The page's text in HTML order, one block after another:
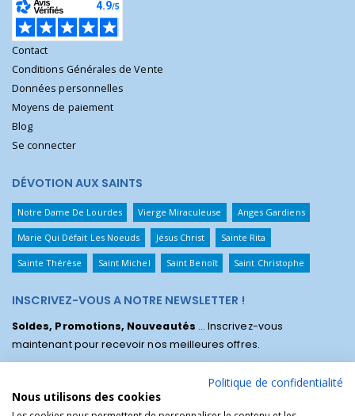
Contact
Conditions Générales de Vente
Données personnelles
Moyens de paiement
Blog
Se connecter
DÉVOTION AUX SAINTS
Notre Dame De Lourdes Vierge Miraculeuse Anges Gardiens
Marie Qui Défait Les Noeuds Jésus Christ Sainte Rita
Sainte Thérèse Saint Michel Saint Benoît Saint Christophe
INSCRIVEZ-VOUS A NOTRE NEWSLETTER !
Soldes, Promotions, Nouveautés ... Inscrivez-vous
maintenant pour recevoir nos meilleures offres.
Politique de confidentialité
Nous utilisons des cookies